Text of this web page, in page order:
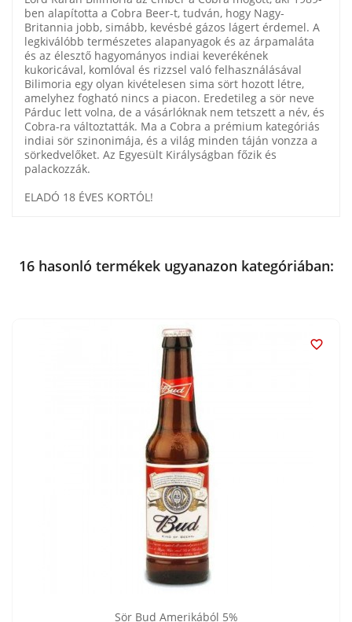
ben alapította a Cobra Beer-t, tudván, hogy Nagy-
Britannia jobb, simább, kevésbé gázos lágert érdemel. A
legkiválóbb természetes alapanyagok és az árpamaláta
és az élesztő hagyományos indiai keverékének
kukoricával, komlóval és rizzsel való felhasználásával
Bilimoria egy olyan kivételesen sima sört hozott létre,
amelyhez fogható nincs a piacon. Eredetileg a sör neve
Párduc lett volna, de a vásárlóknak nem tetszett a név, és
Cobra-ra változtatták. Ma a Cobra a prémium kategóriás
indiai sör szinonimája, és a világ minden táján vonzza a
sörkedvelőket. Az Egyesült Királyságban főzik és
palackozzák.
ELADÓ 18 ÉVES KORTÓL!
16 hasonló termékek ugyanazon kategóriában:

Sör Bud Amerikából 5%